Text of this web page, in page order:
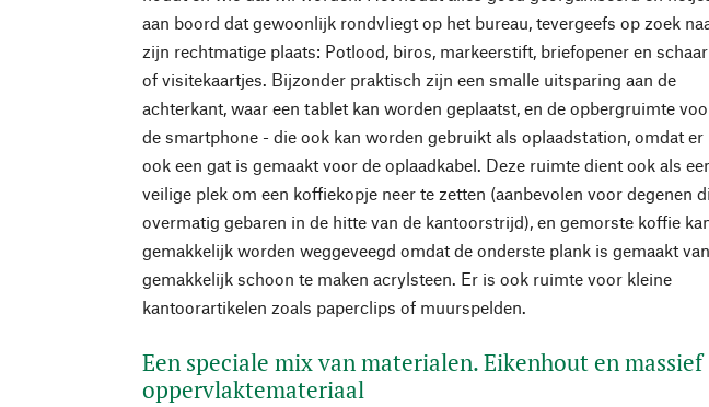
aan boord dat gewoonlijk rondvliegt op het bureau, tevergeefs op zoek
zijn rechtmatige plaats: Potlood, biros, markeerstift, briefopener en schaar
of visitekaartjes. Bijzonder praktisch zijn een smalle uitsparing aan de
achterkant, waar een tablet kan worden geplaatst, en de opbergruimte
de smartphone - die ook kan worden gebruikt als oplaadstation, omdat er
ook een gat is gemaakt voor de oplaadkabel. Deze ruimte dient ook als
veilige plek om een koffiekopje neer te zetten (aanbevolen voor degenen
overmatig gebaren in de hitte van de kantoorstrijd), en gemorste koffie
gemakkelijk worden weggeveegd omdat de onderste plank is gemaakt van
gemakkelijk schoon te maken acrylsteen. Er is ook ruimte voor kleine
kantoorartikelen zoals paperclips of muurspelden.
Een speciale mix van materialen. Eikenhout en massief
oppervlaktemateriaal